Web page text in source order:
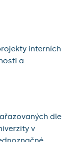
interních
a
dle
v